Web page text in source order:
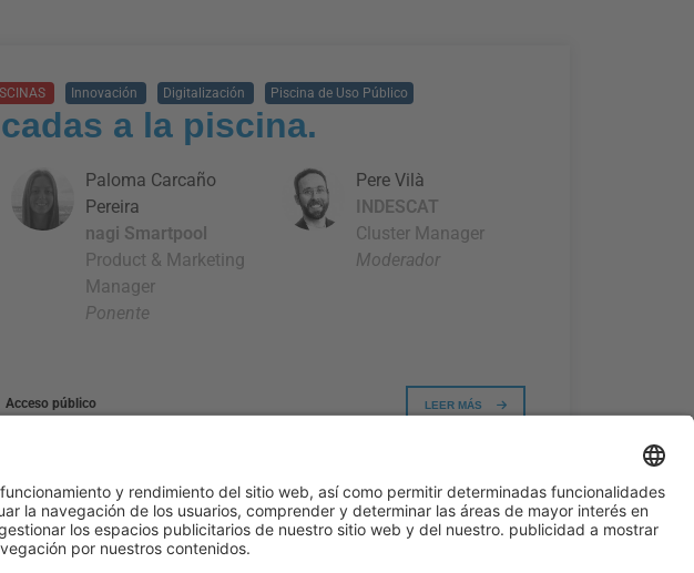
Innovación Digitalización Piscina de Uso Público
a la piscina.
Pere Vilà
INDESCAT
Cluster Manager
Moderador
Paloma Carcaño
Pereira
nagi Smartpool
Product & Marketing
Manager
Ponente
Acceso público LEER MÁS